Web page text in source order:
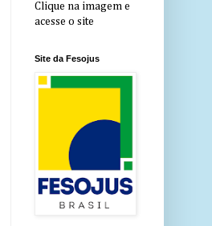
Clique na imagem e
acesse o site
Site da Fesojus